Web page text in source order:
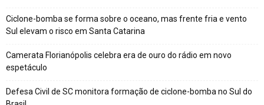
Ciclone-bomba se forma sobre o oceano, mas frente fria e vento
Sul elevam o risco em Santa Catarina
Camerata Florianópolis celebra era de ouro do rádio em novo
espetáculo
Defesa Civil de SC monitora formação de ciclone-bomba no Sul do